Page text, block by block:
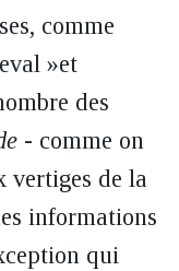
comme
»et
des
- comme on
vertiges de la
informations
qui